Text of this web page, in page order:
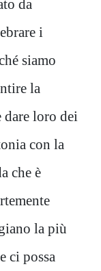
da
i
siamo
la
loro dei
con la
che è
la più
ci possa